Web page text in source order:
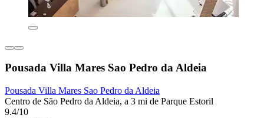
Pousada Villa Mares Sao Pedro da Aldeia
Pousada Villa Mares Sao Pedro da Aldeia
Centro de São Pedro da Aldeia, a 3 mi de Parque Estoril
9.4/10